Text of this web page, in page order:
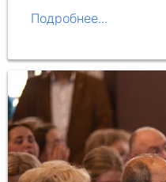
Подробнее...